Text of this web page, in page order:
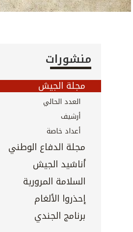
منشورات
مجلة الجيش
العدد الحالي
أرشيف
أعداد خاصة
مجلة الدفاع الوطني
أناشيد الجيش
السلامة المرورية
إحذروا الألغام
برنامج الجندي